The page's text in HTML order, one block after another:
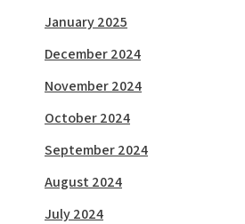
January 2025
December 2024
November 2024
October 2024
September 2024
August 2024
July 2024